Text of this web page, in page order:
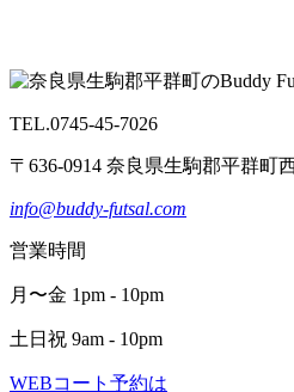
TEL.0745-45-7026
〒636-0914 奈良県生駒郡平群町
info@buddy-futsal.com
営業時間
月〜金 1pm - 10pm
土日祝 9am - 10pm
WEBコート予約は